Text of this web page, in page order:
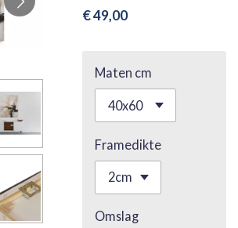
€ 49,00
Maten cm
Framedikte
Omslag